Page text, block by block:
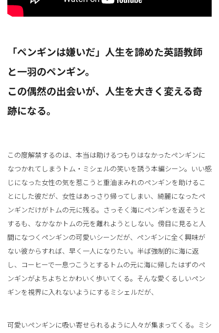
「ペンギンは嫌いだ」人生を諦めた英語教師
と一羽のペンギン。
この偶然の出会いが、人生を大きく変える奇
跡になる。
この度解禁するのは、本当は助けるつもりはなかったペンギンに
なつかれてしまうトム・ミシェルの笑いを誘う本編シーン。いい感
じになった女性の気を惹こうと重油まみれのペンギンを助けるこ
とにした彼だが、女性はあっさり帰ってしまい、綺麗になったペ
ンギンだけがトムの元に残る。さっそく海にペンギンを返そうと
するも、なかなかトムの元を離れようとしない。傍目に見ると人
間になつくペンギンの可愛いシーンだが、ペンギンに全く興味が
ない彼からすれば、早く一人になりたい。半ば強制的に海に返
し、コーヒーで一息つこうとするトムの元に海に帰したはずのペ
ンギンがよちよちとかわいく歩いてくる。そんな愛くるしいペン
ギンを視界に入れないようにするミシェルだが、
可愛いペンギンに吸い寄せられるように人々が集まってくる。ミシ